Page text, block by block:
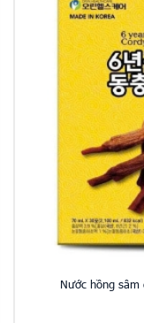
Nước hồng sâm